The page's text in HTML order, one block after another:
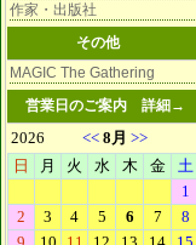
作家・出版社
その他
MAGIC The Gathering
営業日のご案内 詳細→